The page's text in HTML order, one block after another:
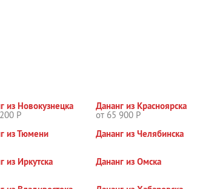
из Новокузнецка
Р
Дананг из Красноярска
от 65 900 Р
из Тюмени Дананг из Челябинска
из Иркутска Дананг из Омска